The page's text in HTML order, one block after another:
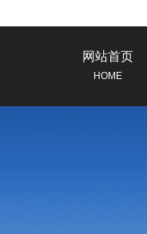
网站首页
HOME